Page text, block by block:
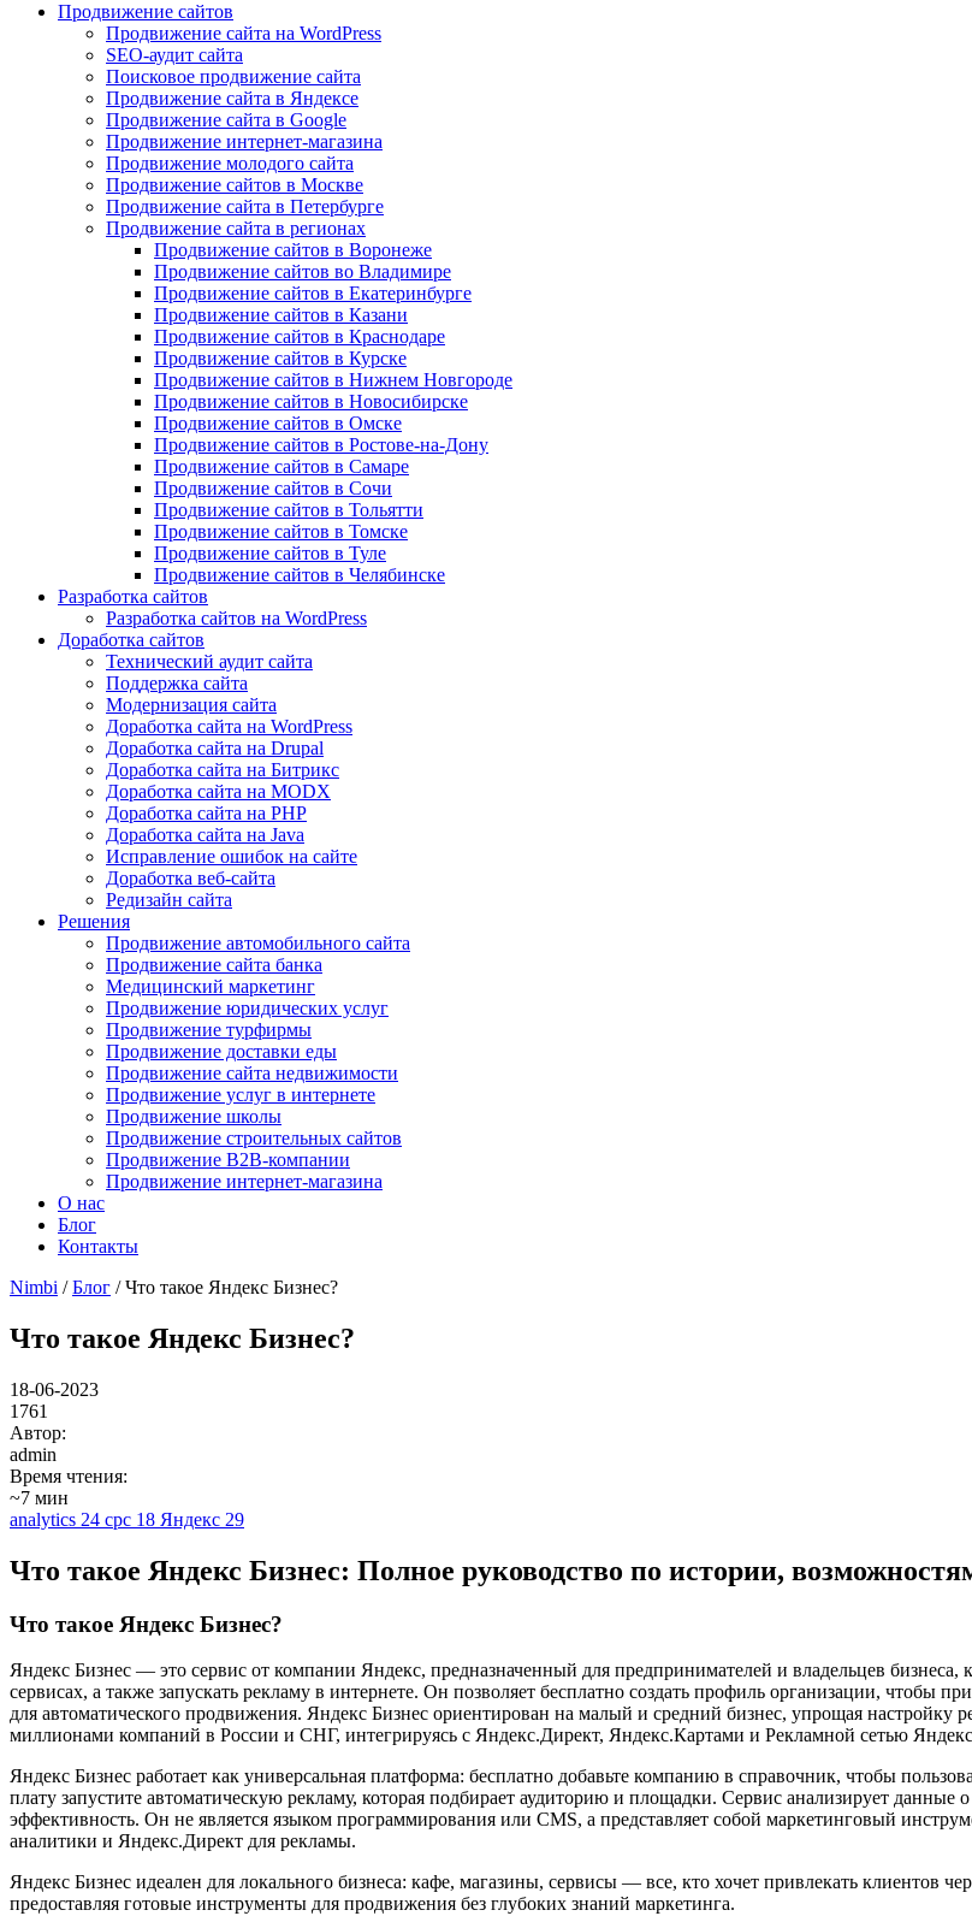
Продвижение сайтов
Продвижение сайта на WordPress
SEO-аудит сайта
Поисковое продвижение сайта
Продвижение сайта в Яндексе
Продвижение сайта в Google
Продвижение интернет-магазина
Продвижение молодого сайта
Продвижение сайтов в Москве
Продвижение сайта в Петербурге
Продвижение сайта в регионах
Продвижение сайтов в Воронеже
Продвижение сайтов во Владимире
Продвижение сайтов в Екатеринбурге
Продвижение сайтов в Казани
Продвижение сайтов в Краснодаре
Продвижение сайтов в Курске
Продвижение сайтов в Нижнем Новгороде
Продвижение сайтов в Новосибирске
Продвижение сайтов в Омске
Продвижение сайтов в Ростове-на-Дону
Продвижение сайтов в Самаре
Продвижение сайтов в Сочи
Продвижение сайтов в Тольятти
Продвижение сайтов в Томске
Продвижение сайтов в Туле
Продвижение сайтов в Челябинске
Разработка сайтов
Разработка сайтов на WordPress
Доработка сайтов
Технический аудит сайта
Поддержка сайта
Модернизация сайта
Доработка сайта на WordPress
Доработка сайта на Drupal
Доработка сайта на Битрикс
Доработка сайта на MODX
Доработка сайта на PHP
Доработка сайта на Java
Исправление ошибок на сайте
Доработка веб-сайта
Редизайн сайта
Решения
Продвижение автомобильного сайта
Продвижение сайта банка
Медицинский маркетинг
Продвижение юридических услуг
Продвижение турфирмы
Продвижение доставки еды
Продвижение сайта недвижимости
Продвижение услуг в интернете
Продвижение школы
Продвижение строительных сайтов
Продвижение B2B-компании
Продвижение интернет-магазина
О нас
Блог
Контакты
Nimbi /Блог / Что такое Яндекс Бизнес?
Что такое Яндекс Бизнес?
18-06-2023
1761
Автор:
admin
Время чтения:
~7 мин
analytics 24 cpc 18 Яндекс 29
Что такое Яндекс Бизнес: Полное руководство по истории,
Что такое Яндекс Бизнес?
Яндекс Бизнес — это сервис от компании Яндекс, предназначенный для предпринимателей и владельцев
сервисах, а также запускать рекламу в интернете. Он позволяет бесплатно создать профиль организации, чтобы
для автоматического продвижения. Яндекс Бизнес ориентирован на малый и средний бизнес, упрощая настройку
миллионами компаний в России и СНГ, интегрируясь с Яндекс.Директ, Яндекс.Картами и Рекламной сетью
Яндекс Бизнес работает как универсальная платформа: бесплатно добавьте компанию в справочник, чтобы
плату запустите автоматическую рекламу, которая подбирает аудиторию и площадки. Сервис анализирует данные
эффективность. Он не является языком программирования или CMS, а представляет собой маркетинговый
аналитики и Яндекс.Директ для рекламы.
Яндекс Бизнес идеален для локального бизнеса: кафе, магазины, сервисы — все, кто хочет привлекать клиентов
предоставляя готовые инструменты для продвижения без глубоких знаний маркетинга.